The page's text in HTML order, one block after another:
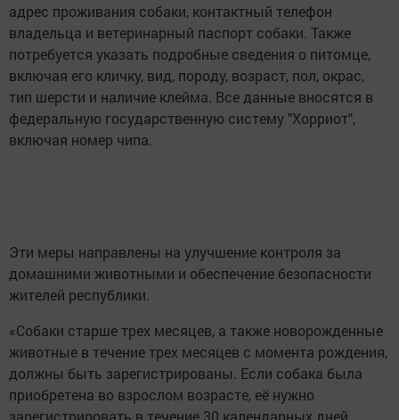
адрес проживания собаки, контактный телефон
владельца и ветеринарный паспорт собаки. Также
потребуется указать подробные сведения о питомце,
включая его кличку, вид, породу, возраст, пол, окрас,
тип шерсти и наличие клейма. Все данные вносятся в
федеральную государственную систему "Хорриот",
включая номер чипа.
Эти меры направлены на улучшение контроля за
домашними животными и обеспечение безопасности
жителей республики.
«Собаки старше трех месяцев, а также новорожденные
животные в течение трех месяцев с момента рождения,
должны быть зарегистрированы. Если собака была
приобретена во взрослом возрасте, её нужно
зарегистрировать в течение 30 календарных дней.